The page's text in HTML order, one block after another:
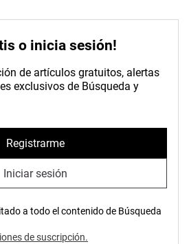
o inicia sesión!
de artículos gratuitos, alertas
exclusivos de Búsqueda y
Registrarme
Iniciar sesión
a todo el contenido de Búsqueda
de suscripción.